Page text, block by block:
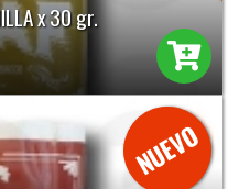
x 30 gr.